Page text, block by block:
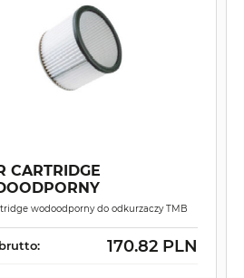
CARTRIDGE
wodoodporny do odkurzaczy TMB
170.82 PLN